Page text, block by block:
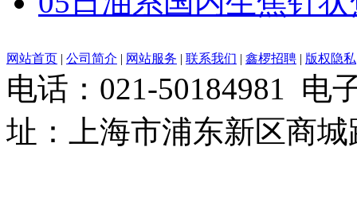
网站首页 | 公司简介 | 网站服务 | 联系我们 | 鑫椤招聘 | 版权隐私
电话：021-50184981 电
址：上海市浦东新区商